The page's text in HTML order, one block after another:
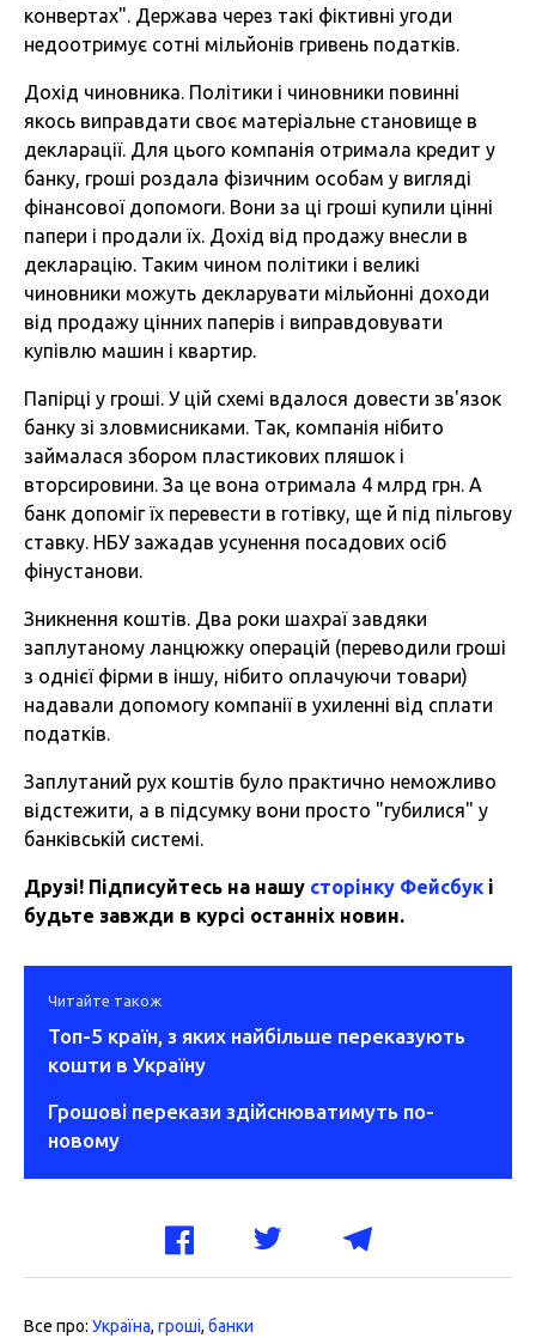
конвертах". Держава через такі фіктивні угоди
недоотримує сотні мільйонів гривень податків.
Дохід чиновника. Політики і чиновники повинні
якось виправдати своє матеріальне становище в
декларації. Для цього компанія отримала кредит у
банку, гроші роздала фізичним особам у вигляді
фінансової допомоги. Вони за ці гроші купили цінні
папери і продали їх. Дохід від продажу внесли в
декларацію. Таким чином політики і великі
чиновники можуть декларувати мільйонні доходи
від продажу цінних паперів і виправдовувати
купівлю машин і квартир.
Папірці у гроші. У цій схемі вдалося довести зв'язок
банку зі зловмисниками. Так, компанія нібито
займалася збором пластикових пляшок і
вторсировини. За це вона отримала 4 млрд грн. А
банк допоміг їх перевести в готівку, ще й під пільгову
ставку. НБУ зажадав усунення посадових осіб
фінустанови.
Зникнення коштів. Два роки шахраї завдяки
заплутаному ланцюжку операцій (переводили гроші
з однієї фірми в іншу, нібито оплачуючи товари)
надавали допомогу компанії в ухиленні від сплати
податків.
Заплутаний рух коштів було практично неможливо
відстежити, а в підсумку вони просто "губилися" у
банківській системі.
Друзі! Підписуйтесь на нашу сторінку Фейсбук і
будьте завжди в курсі останніх новин.
Читайте також
Топ-5 країн, з яких найбільше переказують
кошти в Україну
Грошові перекази здійснюватимуть по-
новому
Все про: Україна, гроші, банки